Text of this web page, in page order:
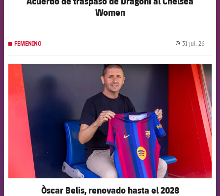
Women
FEMENINO 31 jul. 26
FCB Barcelona badge
Òscar Belis, renovado hasta el 2028